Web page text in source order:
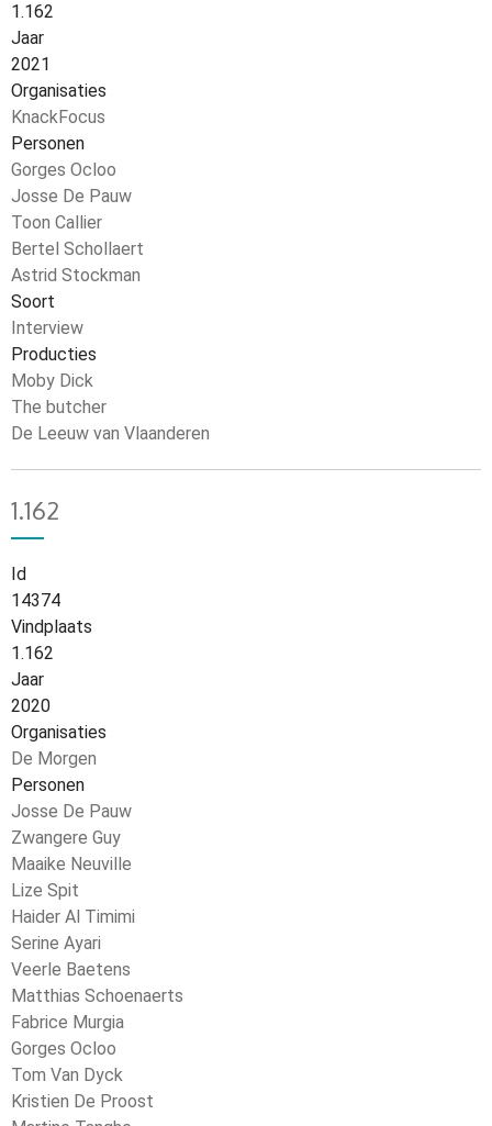
1.162
Jaar
2021
Organisaties
KnackFocus
Personen
Gorges Ocloo
Josse De Pauw
Toon Callier
Bertel Schollaert
Astrid Stockman
Soort
Interview
Producties
Moby Dick
The butcher
De Leeuw van Vlaanderen
1.162
Id
14374
Vindplaats
1.162
Jaar
2020
Organisaties
De Morgen
Personen
Josse De Pauw
Zwangere Guy
Maaike Neuville
Lize Spit
Haider Al Timimi
Serine Ayari
Veerle Baetens
Matthias Schoenaerts
Fabrice Murgia
Gorges Ocloo
Tom Van Dyck
Kristien De Proost